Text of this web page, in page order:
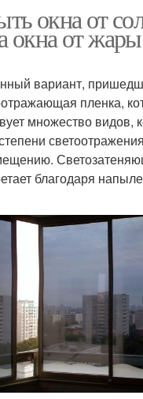
окна от
окна от
вариант,
пленка,
множество видов,
благодаря